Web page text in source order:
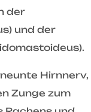
der
und der
Hirnnerv,
Zunge zum